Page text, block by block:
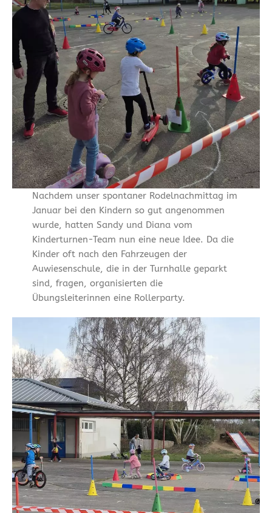
Nachdem unser spontaner Rodelnachmittag im
Januar bei den Kindern so gut angenommen
wurde, hatten Sandy und Diana vom
Kinderturnen-Team nun eine neue Idee. Da die
Kinder oft nach den Fahrzeugen der
Auwiesenschule, die in der Turnhalle geparkt
sind, fragen, organisierten die
Übungsleiterinnen eine Rollerparty.